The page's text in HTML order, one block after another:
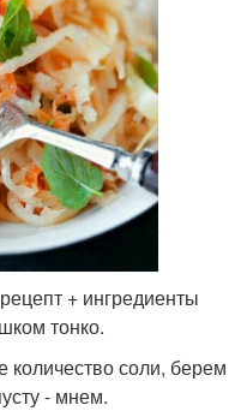
+ ингредиенты
тонко.
соли, берем
- мнем.